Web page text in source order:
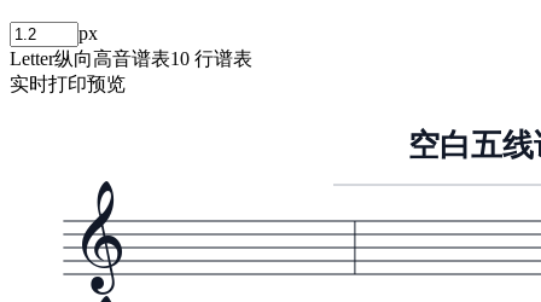
px
Letter纵向高音谱表10 行谱表
实时打印预览